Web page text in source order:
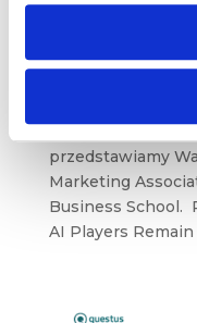
gru 16, 2025|
Trendy,Wiedza
Zapraszamy do
marketing
przedstawiamy
Marketing
Business School.
AI Players Remain